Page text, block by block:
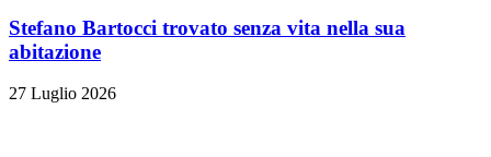
Stefano Bartocci trovato senza vita nella sua
abitazione
27 Luglio 2026